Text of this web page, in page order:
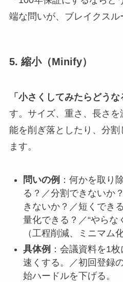
端な問いが、ブレイクスル
5. 縮小（Minify）
「小さくしてみたらどうな
す。サイズ、重さ、長さ
能を削ぎ落としたり、分
ます。
問いの例 ：何かを取り
る？／分割できないか
きないか？／短くでき
量化できる？／“やらな
（工程削減、ミニマム
具体例 ：会議資料を1
速くする。／初回登録
始ハードルを下げる。